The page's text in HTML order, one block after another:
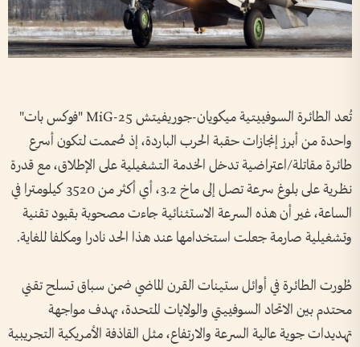
تُعد الطائرة السوفييتية ميكويان-جوريفيتش MiG-25 "فوكس بات"
واحدة من أبرز إنجازات حقبة الحرب الباردة، إذ صُممت لتكون أسرع
طائرة مقاتلة/اعتراضية تدخل الخدمة التشغيلية على الإطلاق، مع قدرة
نظرية على بلوغ سرعة تصل إلى ماخ 3.2، أي أكثر من 3520 كيلومترا في
الساعة، غير أن هذه السرعة الاستثنائية جاءت مصحوبة بقيود تقنية
وتشغيلية صارمة جعلت استخدامها عند هذا الحد نادرا ومكلفا للغاية.
طُورت الطائرة في أوائل ستينات القرن الماضي ضمن سباق تسلح تقني
محتدم بين الاتحاد السوفييتي والولايات المتحدة، بهدف مواجهة
تهديدات جوية عالية السرعة والارتفاع، مثل القاذفة الأمريكية التجريبية